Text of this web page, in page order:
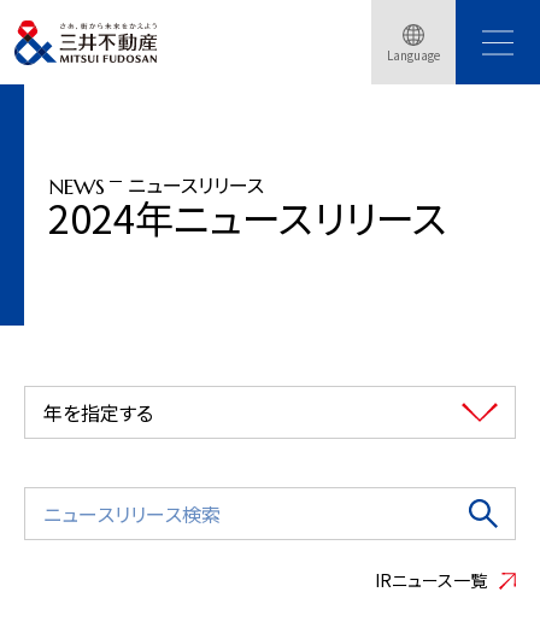
Language
トップページ ニュースリリース
「三井不動産ロジスティクスパーク」新事業戦略を策定
NEWS ニュースリリース
2024年ニュースリリース
年を指定する
IRニュース一覧